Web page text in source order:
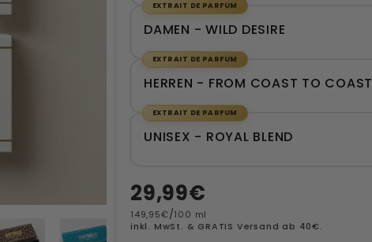
EXTRAIT DE PARFUM
DAMEN - WILD DESIRE
EXTRAIT DE PARFUM
HERREN - FROM COAST TO COAST
EXTRAIT DE PARFUM
UNISEX - ROYAL BLEND
Normaler
Preis
29,99€
149,95€/100 ml
inkl. MwSt. & GRATIS Versand ab 40€.